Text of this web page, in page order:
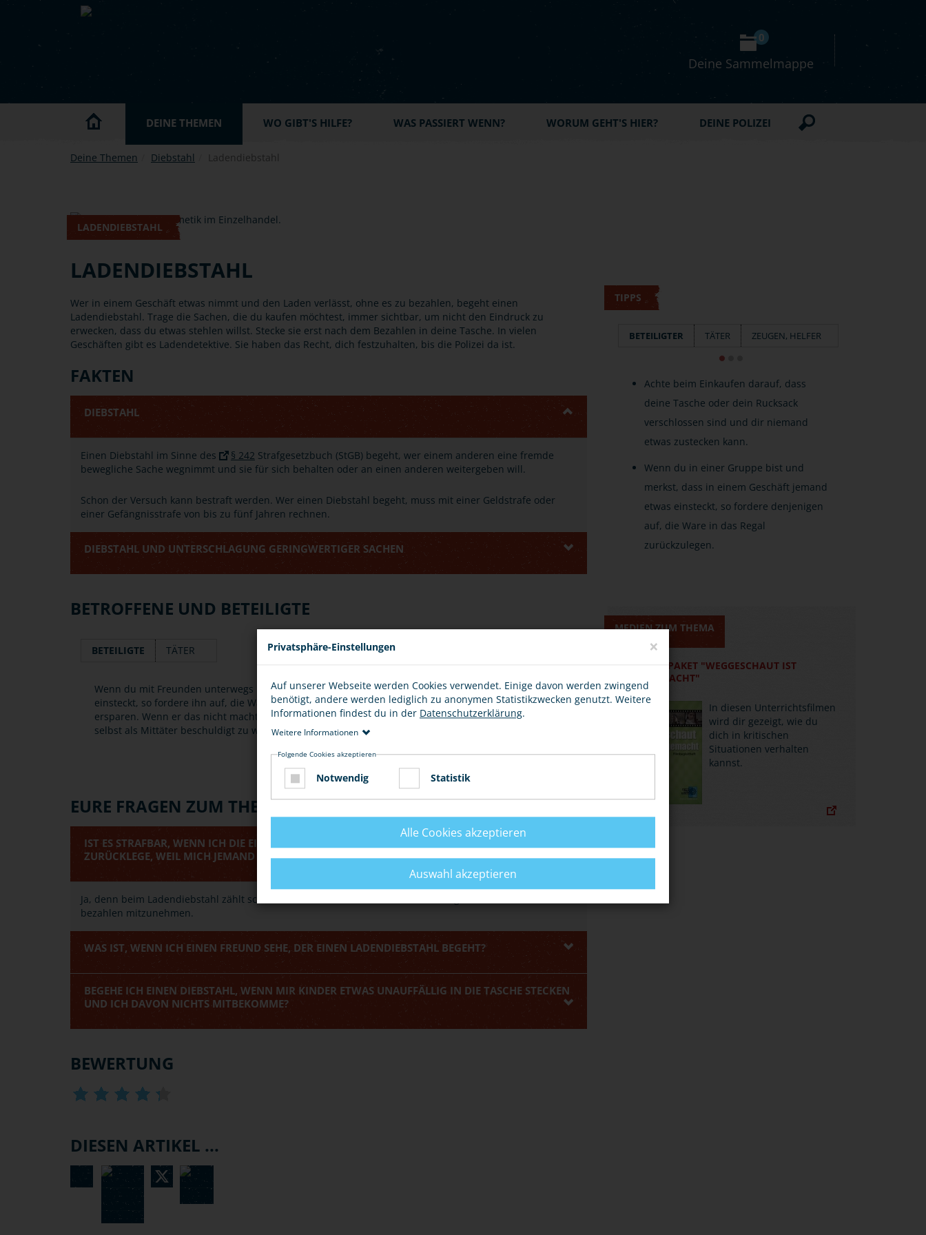
Skip to main content
Deine Sammelmappe
0
DEINE THEMEN WO GIBT'S HILFE? WAS PASSIERT WENN? WORUM GEHT'S HIER? DEINE POLIZEI
Deine Themen Diebstahl Ladendiebstahl
LADENDIEBSTAHL
LADENDIEBSTAHL
Wer in einem Geschäft etwas nimmt und den Laden verlässt, ohne es zu bezahlen, begeht einen
Ladendiebstahl. Trage die Sachen, die du kaufen möchtest, immer sichtbar, um nicht den Eindruck zu
erwecken, dass du etwas stehlen willst. Stecke sie erst nach dem Bezahlen in deine Tasche. In vielen
Geschäften gibt es Ladendetektive. Sie haben das Recht, dich festzuhalten, bis die Polizei da ist.
FAKTEN
DIEBSTAHL
Einen Diebstahl im Sinne des § 242 Strafgesetzbuch (StGB) begeht, wer einem anderen eine fremde
bewegliche Sache wegnimmt und sie für sich behalten oder an einen anderen weitergeben will.
Schon der Versuch kann bestraft werden. Wer einen Diebstahl begeht, muss mit einer Geldstrafe oder
einer Gefängnisstrafe von bis zu fünf Jahren rechnen.
DIEBSTAHL UND UNTERSCHLAGUNG GERINGWERTIGER SACHEN
BETROFFENE UND BETEILIGTE
BETEILIGTE TÄTER
Wenn du mit Freunden unterwegs bist und merkst, dass einer von ihnen in einem Geschäft etwas
einsteckt, so fordere ihn auf, die Ware in das Regal zurückzulegen, um ihm und dir viel Ärger zu
ersparen. Wenn er das nicht macht, distanziere dich von ihm und verlasse den Laden, um nicht
selbst als Mittäter beschuldigt zu werden.
EURE FRAGEN ZUM THEMA
IST ES STRAFBAR, WENN ICH DIE EINGESTECKTE WARE WIEDER IN DAS WARENREGAL
ZURÜCKLEGE, WEIL MICH JEMAND BEOBACHTET?
Ja, denn beim Ladendiebstahl zählt schon der Versuch, eine Ware oder einen Gegenstand ohne zu
bezahlen mitzunehmen.
WAS IST, WENN ICH EINEN FREUND SEHE, DER EINEN LADENDIEBSTAHL BEGEHT?
BEGEHE ICH EINEN DIEBSTAHL, WENN MIR KINDER ETWAS UNAUFFÄLLIG IN DIE TASCHE STECKEN
UND ICH DAVON NICHTS MITBEKOMME?
BEWERTUNG
DIESEN ARTIKEL ...
TIPPS
BETEILIGTER TÄTER ZEUGEN, HELFER
Achte beim Einkaufen darauf, dass
deine Tasche oder dein Rucksack
verschlossen sind und dir niemand
etwas zustecken kann.
Wenn du in einer Gruppe bist und
merkst, dass in einem Geschäft jemand
etwas einsteckt, so fordere denjenigen
auf, die Ware in das Regal
zurückzulegen.
MEDIEN ZUM THEMA
MEDIENPAKET "WEGGESCHAUT IST
MITGEMACHT"
In diesen Unterrichtsfilmen
wird dir gezeigt, wie du
dich in kritischen
Situationen verhalten
kannst.
Privatsphäre-Einstellungen ×
Auf unserer Webseite werden Cookies verwendet. Einige davon werden zwingend
benötigt, andere werden lediglich zu anonymen Statistikzwecken genutzt. Weitere
Informationen findest du in der Datenschutzerklärung.
Weitere Informationen
Folgende Cookies akzeptieren
Notwendig Statistik
Alle Cookies akzeptieren
Auswahl akzeptieren